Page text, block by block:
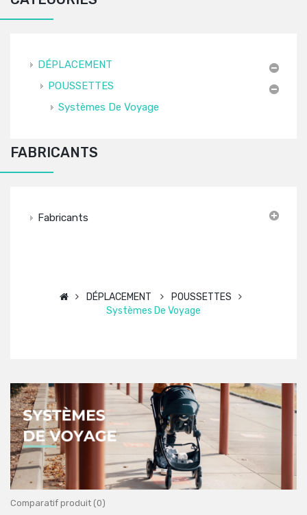
DÉPLACEMENT
POUSSETTES
Systèmes De Voyage
FABRICANTS
Fabricants
DÉPLACEMENT
POUSSETTES
Systèmes De Voyage
Comparatif produit (0)